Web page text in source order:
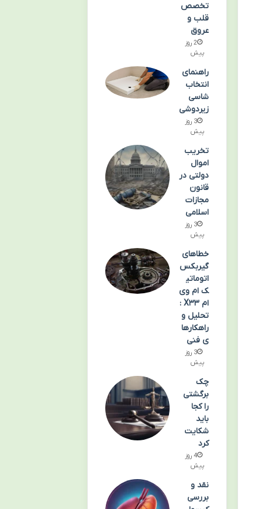
تخصص
قلب و
عروق
2 روز
پیش
راهنمای
انتخاب
شاسی
زیردوشی
3 روز
پیش
تخریب
اموال
دولتی در
قانون
مجازات
اسلامی
3 روز
پیش
خطاهای
گیربکس
اتوماتی
ک ام وی
ام X۳۳ :
تحلیل و
راهکارها
ی فنی
3 روز
پیش
چک
برگشتی
را کجا
باید
شکایت
کرد
4 روز
پیش
نقد و
بررسی